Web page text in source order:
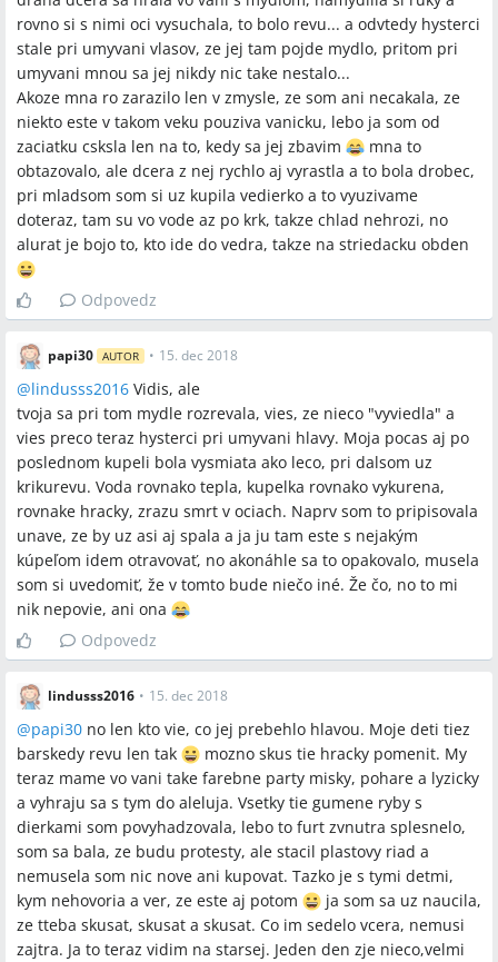
rovno si s nimi oci vysuchala, to bolo revu... a odvtedy hysterci
stale pri umyvani vlasov, ze jej tam pojde mydlo, pritom pri
umyvani mnou sa jej nikdy nic take nestalo...
Akoze mna ro zarazilo len v zmysle, ze som ani necakala, ze
niekto este v takom veku pouziva vanicku, lebo ja som od
zaciatku csksla len na to, kedy sa jej zbavim
mna to
obtazovalo, ale dcera z nej rychlo aj vyrastla a to bola drobec,
pri mladsom som si uz kupila vedierko a to vyuzivame
doteraz, tam su vo vode az po krk, takze chlad nehrozi, no
alurat je bojo to, kto ide do vedra, takze na striedacku obden
Odpovedz
papi30 AUTOR • 15. dec 2018
@lindusss2016 Vidis, ale
tvoja sa pri tom mydle rozrevala, vies, ze nieco "vyviedla" a
vies preco teraz hysterci pri umyvani hlavy. Moja pocas aj po
poslednom kupeli bola vysmiata ako leco, pri dalsom uz
krikurevu. Voda rovnako tepla, kupelka rovnako vykurena,
rovnake hracky, zrazu smrt v ociach. Naprv som to pripisovala
unave, ze by uz asi aj spala a ja ju tam este s nejakým
kúpeľom idem otravovať, no akonáhle sa to opakovalo, musela
som si uvedomiť, že v tomto bude niečo iné. Že čo, no to mi
nik nepovie, ani ona
Odpovedz
lindusss2016 • 15. dec 2018
@papi30 no len kto vie, co jej prebehlo hlavou. Moje deti tiez
barskedy revu len tak
mozno skus tie hracky pomenit. My
teraz mame vo vani take farebne party misky, pohare a lyzicky
a vyhraju sa s tym do aleluja. Vsetky tie gumene ryby s
dierkami som povyhadzovala, lebo to furt zvnutra splesnelo,
som sa bala, ze budu protesty, ale stacil plastovy riad a
nemusela som nic nove ani kupovat. Tazko je s tymi detmi,
kym nehovoria a ver, ze este aj potom
ja som sa uz naucila,
ze tteba skusat, skusat a skusat. Co im sedelo vcera, nemusi
zajtra. Ja to teraz vidim na starsej. Jeden den zje nieco,velmi